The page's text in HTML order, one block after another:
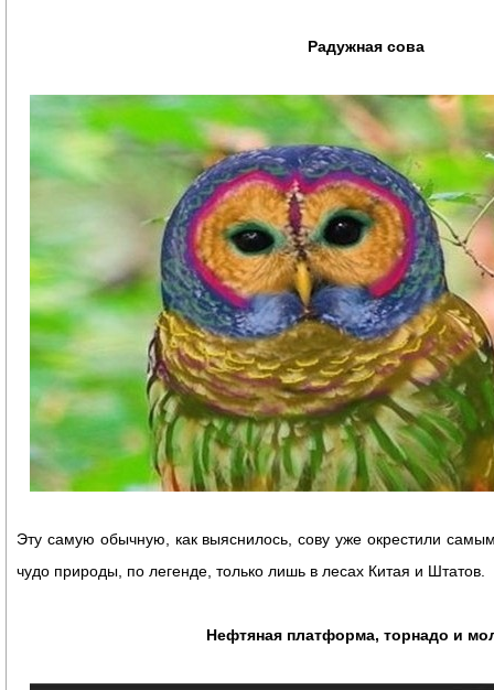
Радужная сова
Эту самую обычную, как выяснилось, сову уже окрестили
чудо природы, по легенде, только лишь в лесах Китая и Штатов.
Нефтяная платформа, торнадо и